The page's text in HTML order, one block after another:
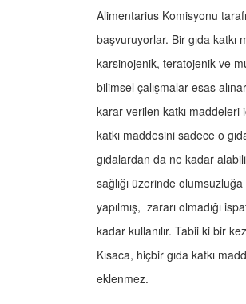
Alimentarius Komisyonu
başvuruyorlar. Bir gıda katkı
karsinojenik, teratojenik ve
bilimsel çalışmalar esas
karar verilen katkı maddeleri
katkı maddesini sadece o
gıdalardan da ne kadar
sağlığı üzerinde
yapılmış, zararı olmadığı
kadar kullanılır. Tabii ki bir
Kısaca, hiçbir gıda katkı
eklenmez.